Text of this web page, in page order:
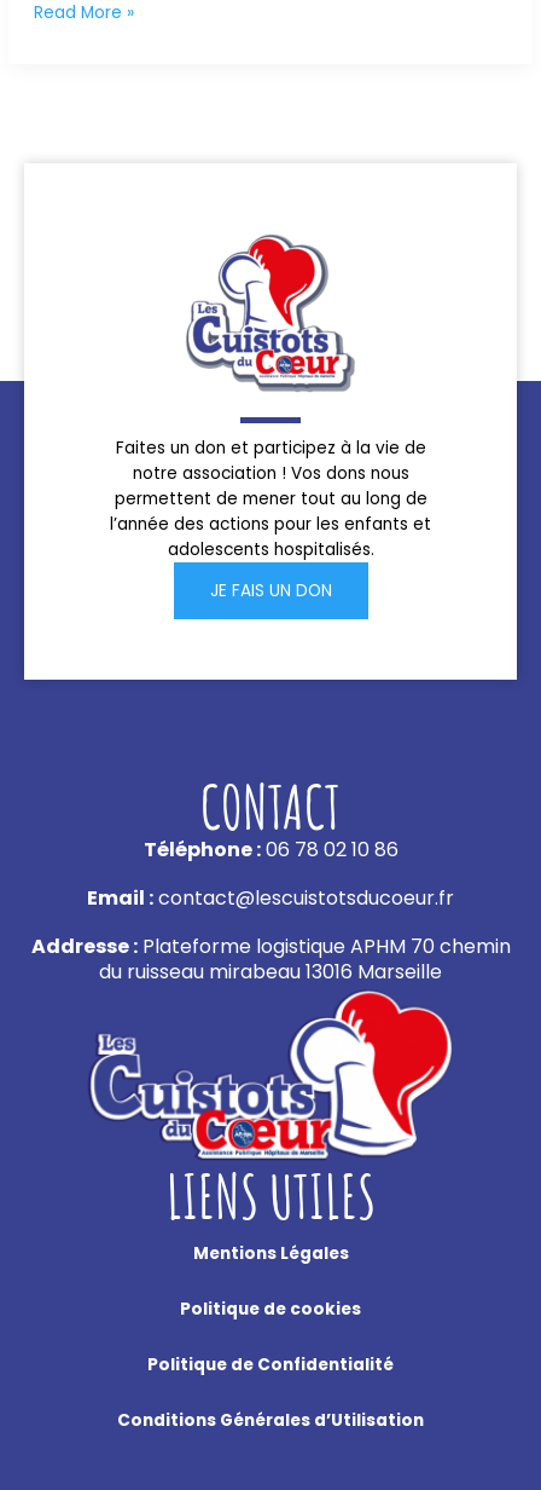
Read More »
Faites un don et participez à la vie de
notre association ! Vos dons nous
permettent de mener tout au long de
l’année des actions pour les enfants et
adolescents hospitalisés.
JE FAIS UN DON
CONTACT
Téléphone :06 78 02 10 86
Email :contact@lescuistotsducoeur.fr
Addresse :Plateforme logistique APHM 70 chemin
du ruisseau mirabeau 13016 Marseille
LIENS UTILES
Mentions Légales
Politique de cookies
Politique de Confidentialité
Conditions Générales d’Utilisation